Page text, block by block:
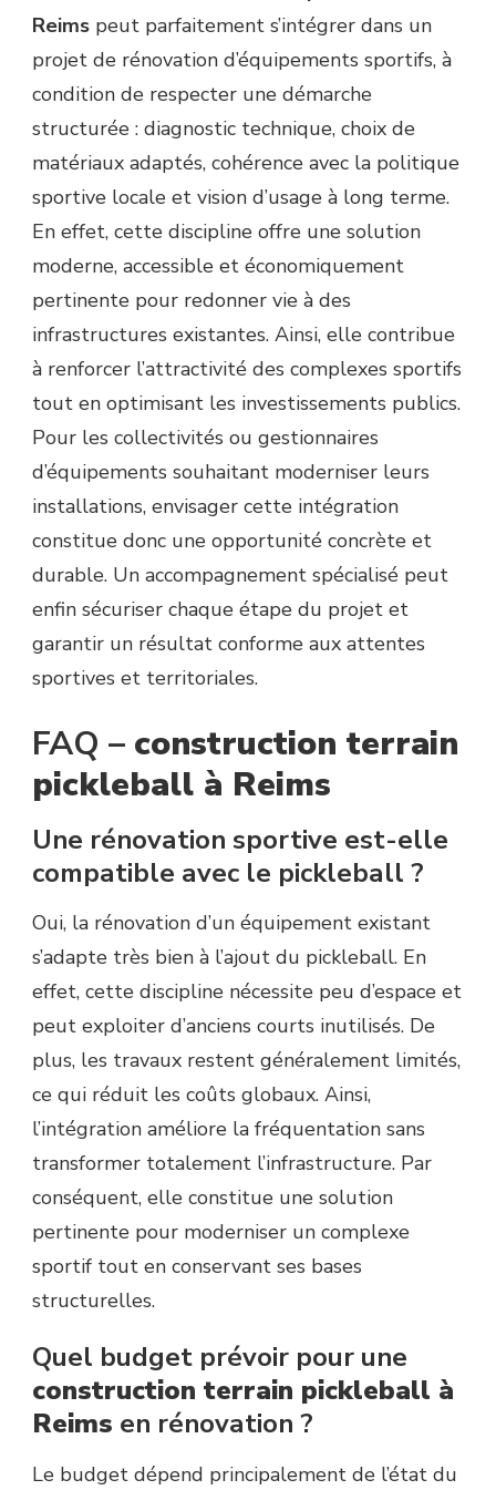
Reims peut parfaitement s’intégrer dans un
projet de rénovation d’équipements sportifs, à
condition de respecter une démarche
structurée : diagnostic technique, choix de
matériaux adaptés, cohérence avec la politique
sportive locale et vision d’usage à long terme.
En effet, cette discipline offre une solution
moderne, accessible et économiquement
pertinente pour redonner vie à des
infrastructures existantes. Ainsi, elle contribue
à renforcer l’attractivité des complexes sportifs
tout en optimisant les investissements publics.
Pour les collectivités ou gestionnaires
d’équipements souhaitant moderniser leurs
installations, envisager cette intégration
constitue donc une opportunité concrète et
durable. Un accompagnement spécialisé peut
enfin sécuriser chaque étape du projet et
garantir un résultat conforme aux attentes
sportives et territoriales.
FAQ – construction terrain
pickleball à Reims
Une rénovation sportive est-elle
compatible avec le pickleball ?
Oui, la rénovation d’un équipement existant
s’adapte très bien à l’ajout du pickleball. En
effet, cette discipline nécessite peu d’espace et
peut exploiter d’anciens courts inutilisés. De
plus, les travaux restent généralement limités,
ce qui réduit les coûts globaux. Ainsi,
l’intégration améliore la fréquentation sans
transformer totalement l’infrastructure. Par
conséquent, elle constitue une solution
pertinente pour moderniser un complexe
sportif tout en conservant ses bases
structurelles.
Quel budget prévoir pour une
construction terrain pickleball à
Reims en rénovation ?
Le budget dépend principalement de l’état du